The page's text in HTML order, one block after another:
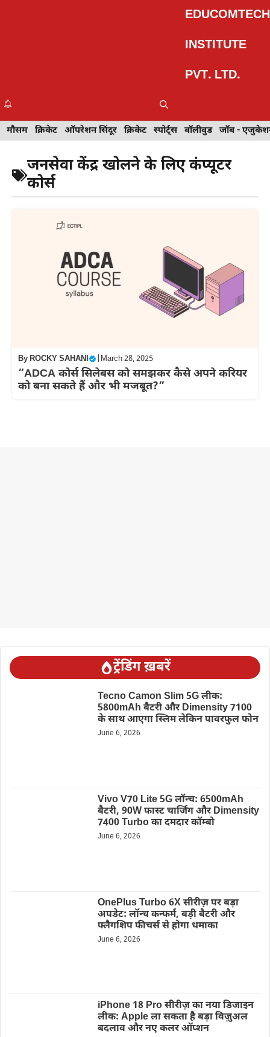
EDUCOMTECH
INSTITUTE
PVT. LTD.
इवेंट
खेल मेहंदी डिज़ाइन टेक्नोलॉजी ट्रेवल बॉलीवुड जॉब - एजुकेशन
मौसम क्रिकेट ऑपरेशन सिंदूर क्रिकेट स्पोर्ट्स बॉलीवुड जॉब -
जनसेवा केंद्र खोलने के लिए कंप्यूटर
कोर्स
ByROCKY SAHANI March 28, 2025
“ADCA कोर्स सिलेबस को समझकर कैसे अपने करियर
को बना सकते हैं और भी मजबूत?”
ट्रेंडिंग ख़बरें
Tecno Camon Slim 5G लीक:
5800mAh बैटरी और Dimensity 7100
के साथ आएगा स्लिम लेकिन पावरफुल फोन
June 6, 2026
Vivo V70 Lite 5G लॉन्च: 6500mAh
बैटरी, 90W फास्ट चार्जिंग और Dimensity
7400 Turbo का दमदार कॉम्बो
June 6, 2026
OnePlus Turbo 6X सीरीज़ पर बड़ा
अपडेट: लॉन्च कन्फर्म, बड़ी बैटरी और
फ्लैगशिप फीचर्स से होगा धमाका
June 6, 2026
iPhone 18 Pro सीरीज़ का नया डिजाइन
लीक: Apple ला सकता है बड़ा विज़ुअल
बदलाव और नए कलर ऑप्शन